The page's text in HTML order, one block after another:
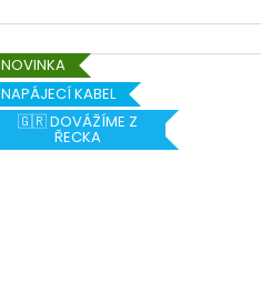
NOVINKA
NAPÁJECÍ KABEL
🇬🇷 DOVÁŽÍME Z
ŘECKA